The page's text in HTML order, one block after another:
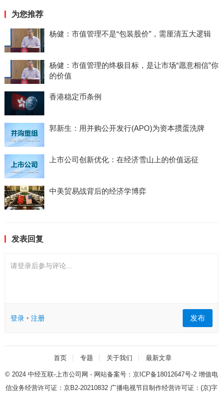
为您推荐
杨健：市值管理不是“包装股价”，需厘清五大逻辑
杨健：市值管理的终极目标，是让市场“愿意相信”你
的价值
香港稳定币条例
郭新生：用并购公开发行(APO)为资本掼蛋洗牌
上市公司创新优化：在经济雪山上的价值远征
中美贸易战背后的经济学博弈
发表回复
请登录后参与评论...
登录• 注册 发布
首页 专题 关于我们 最新文章
© 2024 中经互联-上市公司网 - 网站备案号： 京ICP备18012647号-2增值电
信业务经营许可证： 京B2-20210832广播电视节目制作经营许可证： (京)字